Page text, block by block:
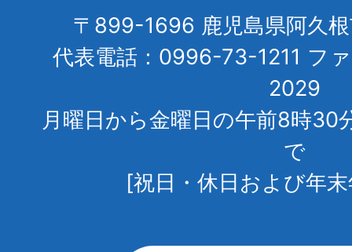
〒899-1696 鹿児島県阿久
代表電話：0996-73-1211 フ
2029
月曜日から金曜日の午前8時30
で
[祝日・休日および年